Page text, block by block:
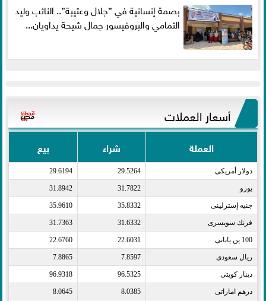
بصمة إنسانية في ”جلال وعتيبة”.. النائب وليد
التمامي والبروفيسور جمال شيحة يداويان...
أسعار العملات
العملة شراء بيع
دولار أمريكى​ 29.5264
29.6194
يورو​ 31.7822
31.8942
جنيه إسترلينى​ 35.8332
35.9610
فرنك سويسرى​ 31.6332
31.7363
100 ين يابانى​ 22.6031
22.6760
ريال سعودى​ 7.8597
7.8865
دينار كويتى​ 96.5325
96.9318
درهم اماراتى​ 8.0385
8.0645